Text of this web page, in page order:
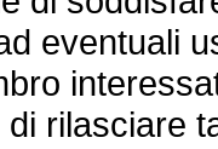
eventuali
di rilasciare